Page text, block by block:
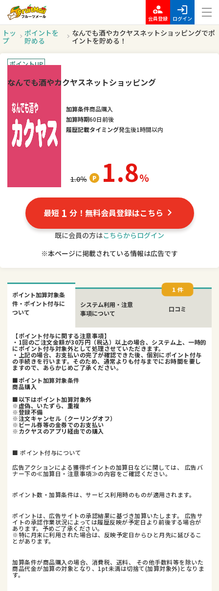
会員登録 ログイン
トッ
プ
ポイントを
貯める
なんでも酒やカクヤスネットショッピングでポ
イントを貯める！
ポイントUP
なんでも酒やカクヤスネットショッピング
1.0％ 1.8％
加算条件商品購入
加算時期60日前後
履歴記載タイミング発生後1時間以内
最短 1 分！無料会員登録はこちら
既に会員の方はこちらからログイン
※本ページに掲載されている情報は広告です
ポイント加算対象条
件・ポイント付与に
ついて
システム利用・注意
事項について
口コミ
1 件
【ポイント付与に関する注意事項】
・1回のご注文金額が30万円（税込）以上の場合、システム上、一時的
にポイント付与対象外として処理させていただきます。
・上記の場合、お支払いの完了が確認できた後、個別にポイント付与
の手続きを行います。そのため、通常よりも付与までにお時間を要し
ますので、あらかじめご了承ください。
■ポイント加算対象条件
商品購入
■以下はポイント加算対象外
※虚偽、いたずら、重複
※登録不備
※注文キャンセル（クーリングオフ）
※ビール券等の金券でのお支払い
※カクヤスのアプリ経由での購入
■ ポイント付与について
広告アクションによる獲得ポイントの加算日などに関しては、 広告バ
ナー下の≪加算日・注意事項≫の内容をご確認ください。
ポイント数・加算条件は、サービス利用時のものが適用されます。
ポイントは、広告サイトの承認結果に基づき加算いたします。 広告サ
イトの承認作業状況によっては履歴反映が予定日より前後する場合が
あります。予めご了承ください。
※特に月末に利用された場合は、反映予定日からひと月先に延びるこ
とがあります。
加算条件が商品購入の場合、消費税、送料、 その他手数料等を除いた
商品代金が加算の対象となり、1pt未満は切捨て(加算対象外)となりま
す。